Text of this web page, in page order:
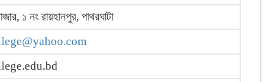
১ নং রায়হানপুর, পাথরঘাটা